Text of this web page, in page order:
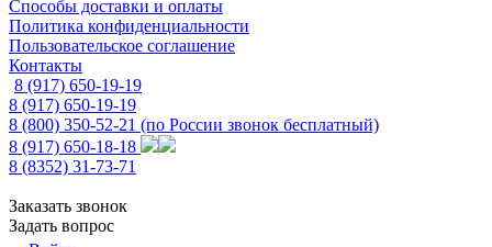
Способы доставки и оплаты
Политика конфиденциальности
Пользовательское соглашение
Контакты
8 (917) 650-19-19
8 (917) 650-19-19
8 (800) 350-52-21 (по России звонок бесплатный)
8 (917) 650-18-18
8 (8352) 31-73-71
Заказать звонок
Задать вопрос